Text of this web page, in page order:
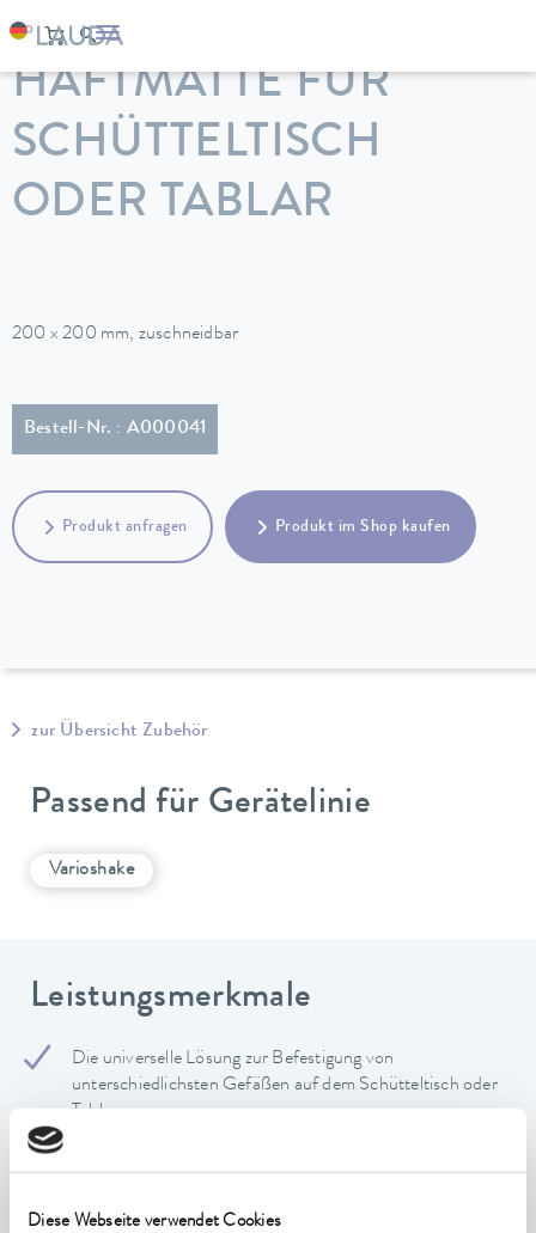
Diese Webseite verwendet Cookies
LAUDA Temperiergeräte
HAFTMATTE FÜR
SCHÜTTELTISCH
ODER TABLAR
200 x 200 mm, zuschneidbar
Bestell-Nr. : A000041
Produkt anfragen Produkt im Shop kaufen
zur Übersicht Zubehör
Passend für Gerätelinie
Varioshake
Leistungsmerkmale
Die universelle Lösung zur Befestigung von
unterschiedlichsten Gefäßen auf dem Schütteltisch oder
Tablar
Einsatztemperaturbereich 15 bis 60 °C